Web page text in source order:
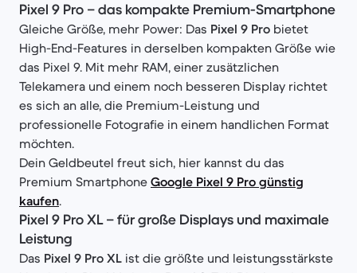
Pixel 9 Pro – das kompakte Premium-Smartphone
Gleiche Größe, mehr Power: Das Pixel 9 Pro bietet
High-End-Features in derselben kompakten Größe wie
das Pixel 9. Mit mehr RAM, einer zusätzlichen
Telekamera und einem noch besseren Display richtet
es sich an alle, die Premium-Leistung und
professionelle Fotografie in einem handlichen Format
möchten.
Dein Geldbeutel freut sich, hier kannst du das
Premium Smartphone Google Pixel 9 Pro günstig
kaufen.
Pixel 9 Pro XL – für große Displays und maximale
Leistung
Das Pixel 9 Pro XL ist die größte und leistungsstärkste